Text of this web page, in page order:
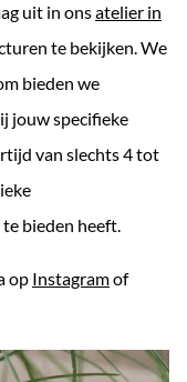
uit in onsatelier in
te bekijken. We
bieden we
jouw specifieke
van slechts 4 tot
bieden heeft.
op Instagramof